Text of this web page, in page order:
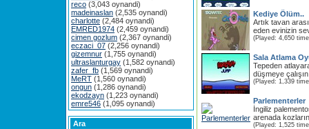
reco (3,043 oynandi)
madeinaslan (2,535 oynandi)
charlotte (2,484 oynandi)
EMRED1974 (2,459 oynandi)
cimen gozlum (2,367 oynandi)
eczaci_07 (2,256 oynandi)
gizemnur (1,755 oynandi)
ultraslanturgay (1,582 oynandi)
zafer_fb (1,569 oynandi)
MeRT (1,560 oynandi)
ongun (1,286 oynandi)
ekodzayn (1,223 oynandi)
emre546 (1,095 oynandi)
Ara
Kediye Ölüm..
Artık tavan
eden evinizin
(Played: 4,650
Sala Atlama
Tepeden
düşmeye
(Played: 1,339
Parlementerler
İngiliz
arenada
(Played: 1,525